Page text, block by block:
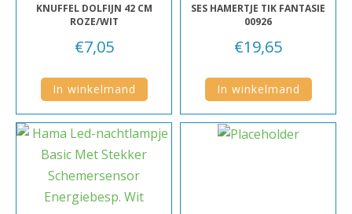
KNUFFEL DOLFIJN 42 CM
ROZE/WIT
€7,05
In winkelmand
SES HAMERTJE TIK FANTASIE
00926
€19,65
In winkelmand